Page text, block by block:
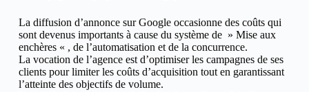
La diffusion d’annonce sur Google occasionne des coûts qui
sont devenus importants à cause du système de » Mise aux
enchères « , de l’automatisation et de la concurrence.
La vocation de l’agence est d’optimiser les campagnes de ses
clients pour limiter les coûts d’acquisition tout en garantissant
l’atteinte des objectifs de volume.